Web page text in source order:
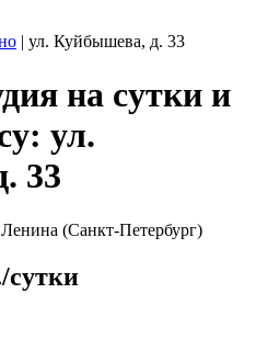
| ул. Куйбышева, д. 33
на сутки и
ул.
33
(Санкт-Петербург)
сутки